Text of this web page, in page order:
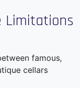
Limitations
famous,
cellars